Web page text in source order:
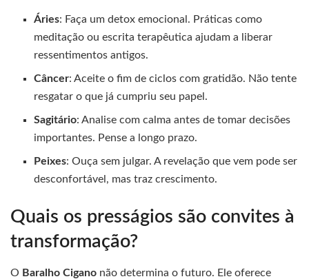
Áries: Faça um detox emocional. Práticas como
meditação ou escrita terapêutica ajudam a liberar
ressentimentos antigos.
Câncer: Aceite o fim de ciclos com gratidão. Não tente
resgatar o que já cumpriu seu papel.
Sagitário: Analise com calma antes de tomar decisões
importantes. Pense a longo prazo.
Peixes: Ouça sem julgar. A revelação que vem pode ser
desconfortável, mas traz crescimento.
Quais os presságios são convites à
transformação?
O Baralho Cigano não determina o futuro. Ele oferece